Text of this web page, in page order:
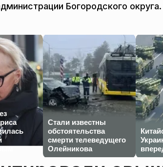
Богородского округа.
Стали известны
обстоятельства
смерти телеведущего
Олейникова